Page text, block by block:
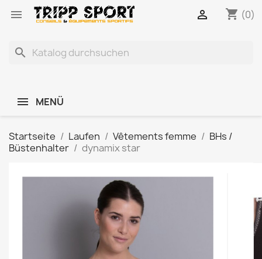
 shopping_cart (0)

search
MENÜ
Startseite Laufen Vêtements femme
BHs /
Büstenhalter
dynamix star